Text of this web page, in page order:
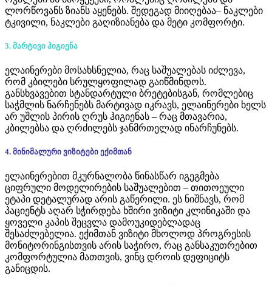
ლორწოვანს ზიანს აყენებს. შედეგად მიიღებაა– ნაკლები
ტკივილი, ნაკლები გაღიზიანება და მეტი კომფორტი.
3. მარტივი ჰიგიენა
ელაინერები მოსახსნელია, რაც საშუალებას იძლევა,
რომ კბილები სრულყოფილად გაიწმინდოს.
განსხვავებით სტანდარტული ბრეტებისგან, რომლებიც
საჭმლის ნარჩენებს მარტივად იკრავს, ელაინერები ხელს
არ უშლის პირის ღრუს ჰიგიენას – რაც მთავარია,
კბილებსა და ღრძილებს ჯანმრთელად ინარჩუნებს.
4. მინიმალური ვიზიტები ექიმთან
ელაინერებით მკურნალობა წინასწარ იგეგმება
ციფრული მოდელირების საშუალებით – თითოეული
ეტაპი დეტალურად არის გაწერილი. ეს ნიშნავს, რომ
პაციენტს აღარ სჭირდება ხშირი ვიზიტი კლინიკაში და
ყოველი კაპის შეცვლა დამოუკიდებლადაც
შესაძლებელია. ექიმთან ვიზიტი მხოლოდ პროგრესის
მონიტორინგისთვის არის საჭირო, რაც განსაკუთრებით
კომფორტულია მათთვის, ვინც დროის დეფიციტს
განიცდის.